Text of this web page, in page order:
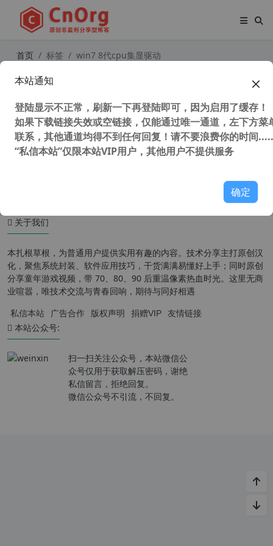
首页 标签 win7 8代cpu集显驱动
英特尔 intel 7、8、9代CPU集成显卡
关于我们
本扎根草根，为普通用户提供实用有趣的内容。技术分享主打原创汉
化，聚焦系统封装、软件应用技巧，干货满满易懂好上手；同时原创
分享童年游戏视频，带 70、80、90 后重温像素热血时光。这里无商
业喧嚣，唯技术交流与青春回响，期待与同好相遇
私信本站 广告合作 版权声明 捐赠VIP 友情链接
本站公众号:
扫一扫关注公众号，本站微信公
众号仅用于获取解压密码，谢绝
私信留言，拒绝回复。
微信公众号不引流，不回复。
本站通知
登陆显示不正常，刷新一下再登陆即可，因为启用了缓存！
如果下载链接失效或空链接，仅能通过唯一通道，左下方菜
联系，其他通道均得不到任何回复！请不要浪费你的时间
“私信本站”仅限本站VIP用户，其他用户不提供服务
确定